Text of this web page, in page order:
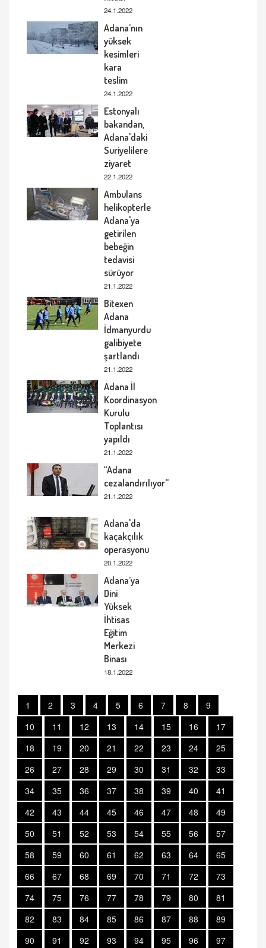
24.1.2022
Adana’nın
yüksek
kesimleri
kara
teslim
24.1.2022
Estonyalı
bakandan,
Adana'daki
Suriyelilere
ziyaret
22.1.2022
Ambulans
helikopterle
Adana'ya
getirilen
bebeğin
tedavisi
sürüyor
21.1.2022
Bitexen
Adana
İdmanyurdu
galibiyete
şartlandı
21.1.2022
Adana İl
Koordinasyon
Kurulu
Toplantısı
yapıldı
21.1.2022
“Adana
cezalandırılıyor”
21.1.2022
Adana'da
kaçakçılık
operasyonu
20.1.2022
Adana’ya
Dini
Yüksek
İhtisas
Eğitim
Merkezi
Binası
18.1.2022
1 2 3 4 5 6 7 8
9
10
11 12 13 14 15 16
17
18
19 20 21 22 23 24
25
26
27 28 29 30 31 32
33
34
35 36 37 38 39 40
41
42
43 44 45 46 47 48
49
50
51 52 53 54 55 56
57
58
59 60 61 62 63 64
65
66
67 68 69 70 71 72
73
74
75 76 77 78 79 80
81
82
83 84 85 86 87 88
89
90
91 92 93 94 95 96
97